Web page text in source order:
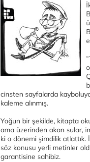
cinsten sayfalarda
kaleme alınmış.
Yoğun bir şekilde, kitapta
ama üzerinden akan sular,
ki o dönemi şimdilik atlattık.
söz konusu yerli metinler
garantisine sahibiz.